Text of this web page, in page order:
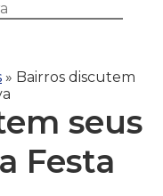
» Bairros discutem
seus
Festa